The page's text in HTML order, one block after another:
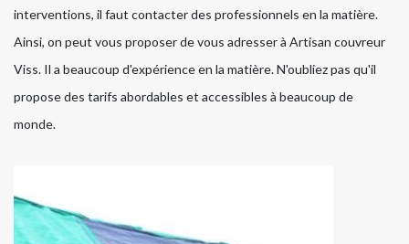
interventions, il faut contacter des professionnels en la matière.
Ainsi, on peut vous proposer de vous adresser à Artisan couvreur
Viss. Il a beaucoup d'expérience en la matière. N'oubliez pas qu'il
propose des tarifs abordables et accessibles à beaucoup de
monde.